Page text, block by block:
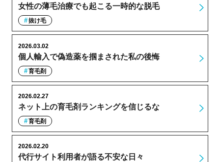
女性の薄毛治療でも起こる一時的な脱毛
抜け毛
個人輸入で偽造薬を掴まされた私の後悔
2026.03.02
育毛剤
ネット上の育毛剤ランキングを信じるな
2026.02.27
育毛剤
代行サイト利用者が語る不安な日々
2026.02.20